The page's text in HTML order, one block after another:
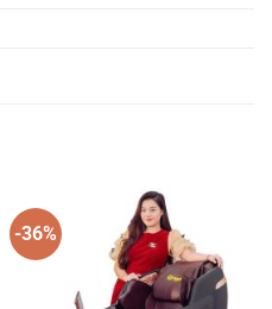
-36%